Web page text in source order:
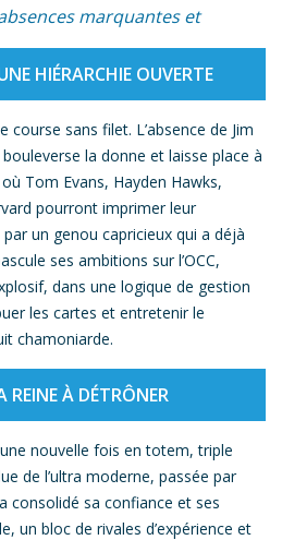
marquantes et
HIÉRARCHIE OUVERTE
sans filet. L’absence de Jim
la donne et laisse place à
Tom Evans, Hayden Hawks,
pourront imprimer leur
un genou capricieux qui a déjà
ses ambitions sur l’OCC,
dans une logique de gestion
les cartes et entretenir le
chamoniarde.
REINE À DÉTRÔNER
nouvelle fois en totem, triple
de l’ultra moderne, passée par
consolidé sa confiance et ses
un bloc de rivales d’expérience et